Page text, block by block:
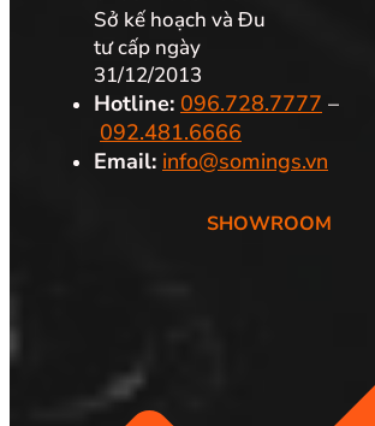
Sở kế hoạch và Đu
tư cấp ngày
31/12/2013
Hotline: 096.728.7777 –
092.481.6666
Email: info@somings.vn
SHOWROOM